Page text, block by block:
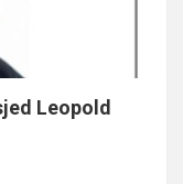
Leopold